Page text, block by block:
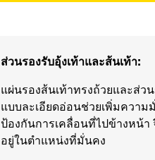
ส่วนรองรับอุ้งเท้าและส้นเท้า:
แผ่นรองส้นเท้าทรงถ้วยและส่วน
แบบละเอียดอ่อนช่วยเพิ่มความ
ป้องกันการเคลื่อนที่ไปข้างหน้า
อยู่ในตำแหน่งที่มั่นคง